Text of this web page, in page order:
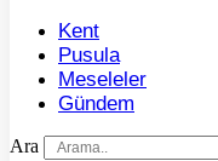
Kent
Pusula
Meseleler
Gündem
Ara